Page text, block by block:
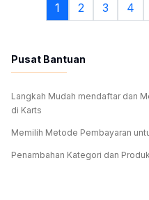
1 2 3 4
Pusat Bantuan
Langkah Mudah mendaftar dan
di Karts
Memilih Metode Pembayaran
Penambahan Kategori dan